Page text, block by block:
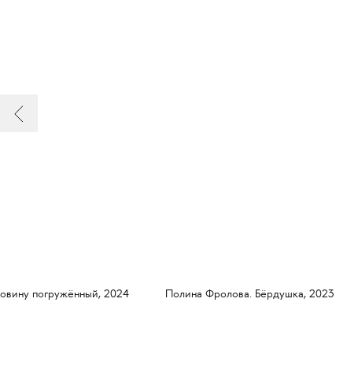
погружённый, 2024 Полина Фролова. Бёрдушка, 2023